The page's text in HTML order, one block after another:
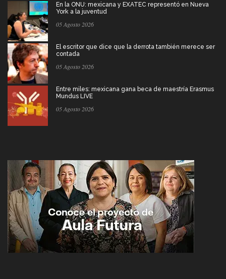
En la ONU: mexicana y EXATEC representó en Nueva
York a la juventud
05 Agosto 2026
El escritor que dice que la derrota también merece ser
contada
05 Agosto 2026
Entre miles: mexicana gana beca de maestría Erasmus
Mundus LIVE
05 Agosto 2026